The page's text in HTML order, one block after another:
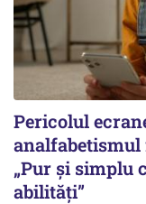
Pericolul
„Pur și simplu
abilități”